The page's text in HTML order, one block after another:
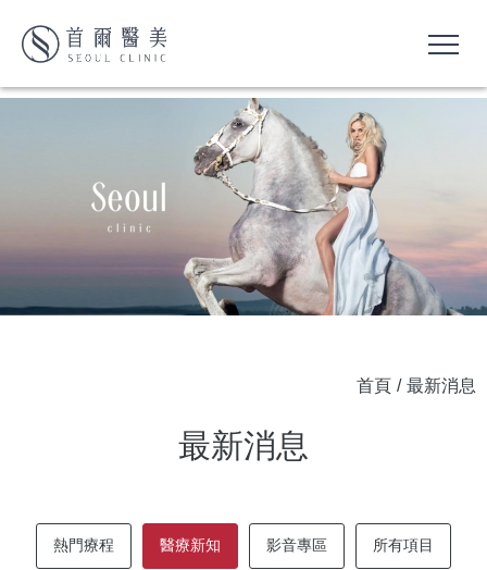
最新消息
首頁 / 最新消息
熱門療程 醫療新知 影音專區 所有項目